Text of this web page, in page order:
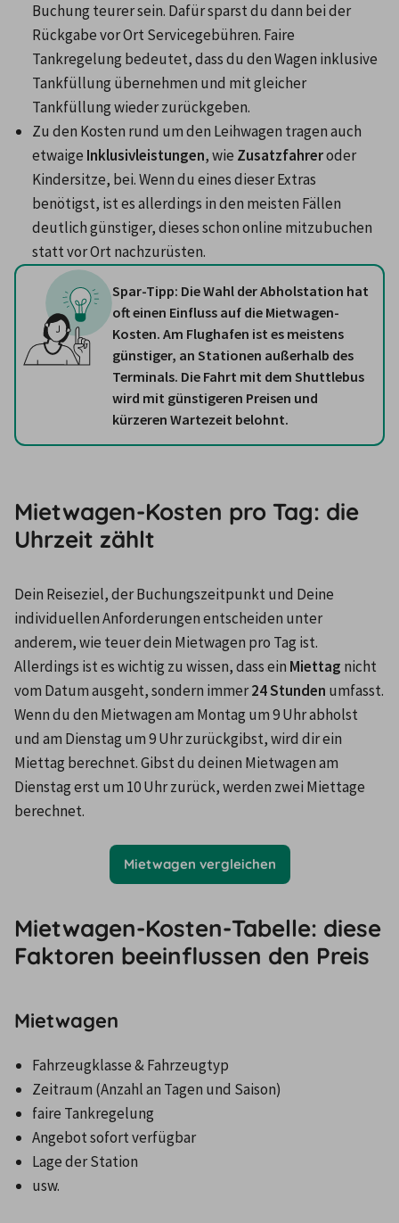
Buchung teurer sein. Dafür sparst du dann bei der
Rückgabe vor Ort Servicegebühren. Faire
Tankregelung bedeutet, dass du den Wagen inklusive
Tankfüllung übernehmen und mit gleicher
Tankfüllung wieder zurückgeben.
Zu den Kosten rund um den Leihwagen tragen auch
etwaige Inklusivleistungen, wie Zusatzfahrer oder
Kindersitze, bei. Wenn du eines dieser Extras
benötigst, ist es allerdings in den meisten Fällen
deutlich günstiger, dieses schon online mitzubuchen
statt vor Ort nachzurüsten.
Spar-Tipp: Die Wahl der Abholstation hat
oft einen Einfluss auf die Mietwagen-
Kosten. Am Flughafen ist es meistens
günstiger, an Stationen außerhalb des
Terminals. Die Fahrt mit dem Shuttlebus
wird mit günstigeren Preisen und
kürzeren Wartezeit belohnt.
Mietwagen-Kosten pro Tag: die
Uhrzeit zählt
Dein Reiseziel, der Buchungszeitpunkt und Deine
individuellen Anforderungen entscheiden unter
anderem, wie teuer dein Mietwagen pro Tag ist.
Allerdings ist es wichtig zu wissen, dass ein Miettag nicht
vom Datum ausgeht, sondern immer 24 Stunden umfasst.
Wenn du den Mietwagen am Montag um 9 Uhr abholst
und am Dienstag um 9 Uhr zurückgibst, wird dir ein
Miettag berechnet. Gibst du deinen Mietwagen am
Dienstag erst um 10 Uhr zurück, werden zwei Miettage
berechnet.
Mietwagen vergleichen
Mietwagen-Kosten-Tabelle: diese
Faktoren beeinflussen den Preis
Mietwagen
Zeitraum (Anzahl an Tagen und Saison)
usw.